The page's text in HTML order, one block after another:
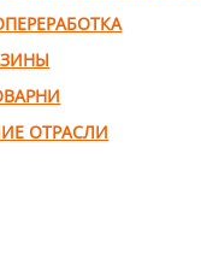
ОТРАСЛИ